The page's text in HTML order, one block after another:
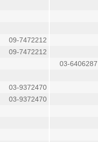
09-7472212
09-7472212
03-6406287
03-9372470
03-9372470